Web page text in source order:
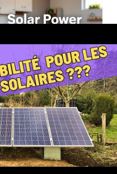
: une
rentabiliser
panneaux
des tarifs de